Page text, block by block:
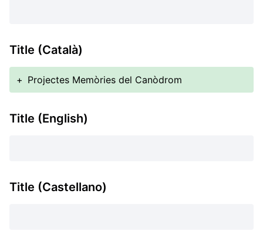
Title (Català)
+ Projectes Memòries del Canòdrom
Title (English)
Title (Castellano)